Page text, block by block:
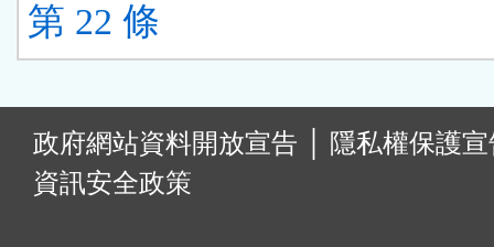
第 22 條
政府網站資料開放宣告
隱私權保護
資訊安全政策